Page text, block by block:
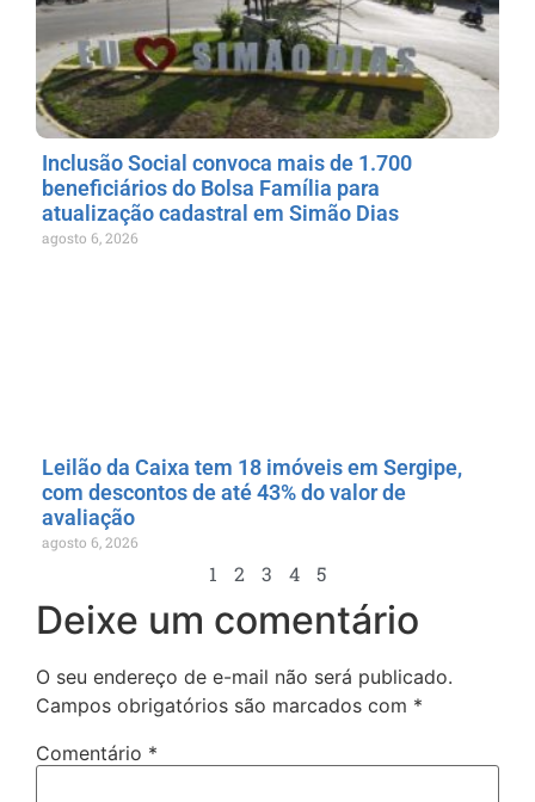
Inclusão Social convoca mais de 1.700
beneficiários do Bolsa Família para
atualização cadastral em Simão Dias
agosto 6, 2026
Leilão da Caixa tem 18 imóveis em Sergipe,
com descontos de até 43% do valor de
avaliação
agosto 6, 2026
1 2 3 4 5
Deixe um comentário
O seu endereço de e-mail não será publicado.
Campos obrigatórios são marcados com *
Comentário *